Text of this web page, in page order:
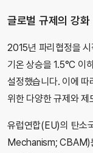
글로벌 규제의 강화
2015년 파리협정을
기온 상승을 1.5°C 이
설정했습니다. 이에 따
위한 다양한 규제와 제
유럽연합(EU)의 탄
Mechanism; CBAM)